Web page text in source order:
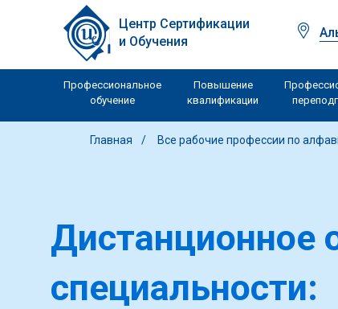
Центр Сертификации
и Обучения
Профессиональное
обучение
Повышение
квалификации
Главная Все рабочие профессии по
Дистанционное
специальности: